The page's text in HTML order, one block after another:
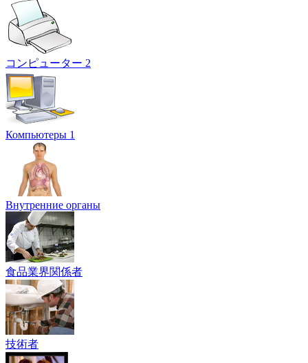
コンピューター 2
Компьютеры 1
Внутренние органы
食品業界関係者
技術者